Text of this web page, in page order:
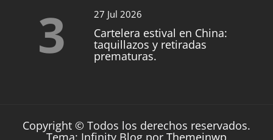
3 27 Jul 2026
Cartelera estival en China:
taquillazos y retiradas
prematuras.
Copyright © Todos los derechos reservados.
Tema: Infinity Blog por Themeinwp